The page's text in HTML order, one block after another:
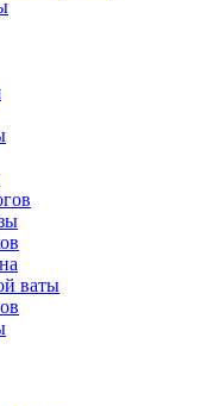
ваты